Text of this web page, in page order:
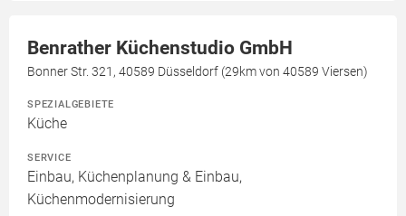
Benrather Küchenstudio GmbH
Bonner Str. 321, 40589 Düsseldorf (29km von 40589 Viersen)
SPEZIALGEBIETE
Küche
SERVICE
Einbau, Küchenplanung & Einbau,
Küchenmodernisierung